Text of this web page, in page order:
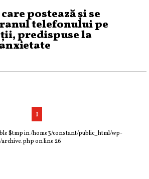
postează și se
telefonului pe
predispuse la
1
$tmp in/home3/constant/public_html/wp-
on line26